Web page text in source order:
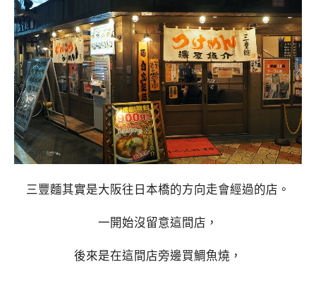
三豐麵其實是大阪往日本橋的方向走會經過的店。
一開始沒留意這間店，
後來是在這間店旁邊買鯛魚燒，